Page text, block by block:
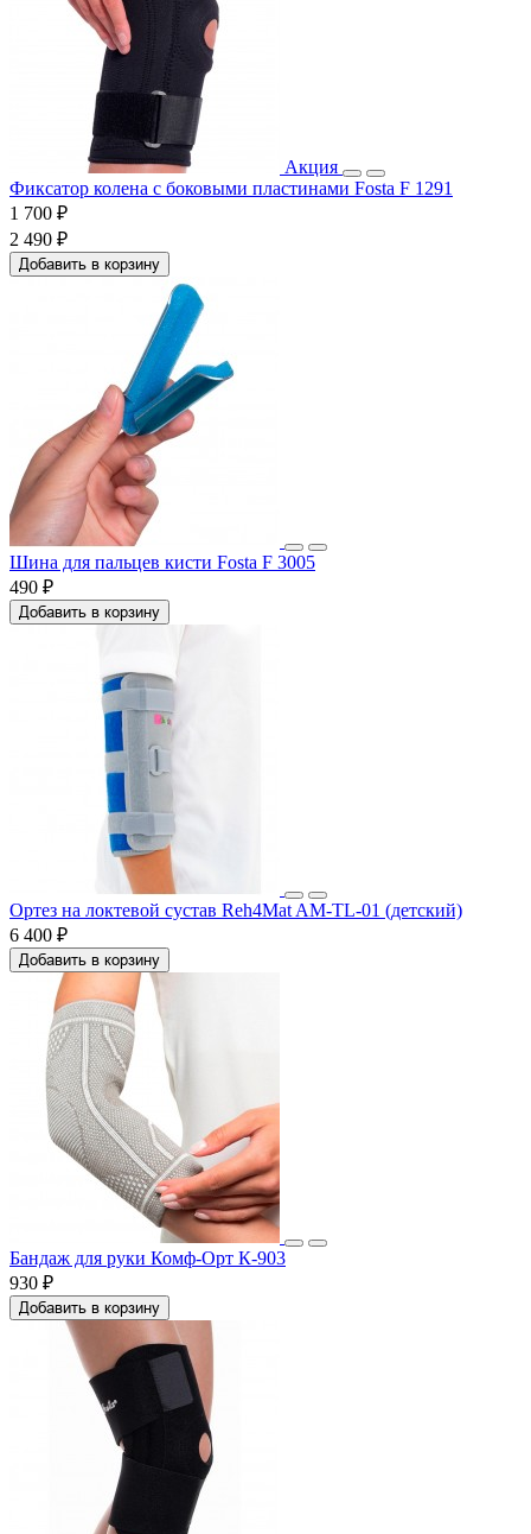
Акция
Фиксатор колена с боковыми пластинами Fosta F 1291
1 700 ₽
2 490 ₽
Добавить в корзину
Шина для пальцев кисти Fosta F 3005
490 ₽
Добавить в корзину
Ортез на локтевой сустав Reh4Mat AM-TL-01 (детский)
6 400 ₽
Добавить в корзину
Бандаж для руки Комф-Орт К-903
930 ₽
Добавить в корзину